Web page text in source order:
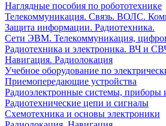
Наглядные пособия по робототехнике
Телекоммуникация. Связь. ВОЛС.
Защита информации. Радиотехника.
Сети ЭВМ. Телекоммуникация,
Радиотехника и электроника. ВЧ и
Навигация. Радиолокация
Учебное оборудование по
Приемопередающие устройства
Радиоэлектронные системы, приборы
Радиотехнические цепи и сигналы
Схемотехника и основы электроники